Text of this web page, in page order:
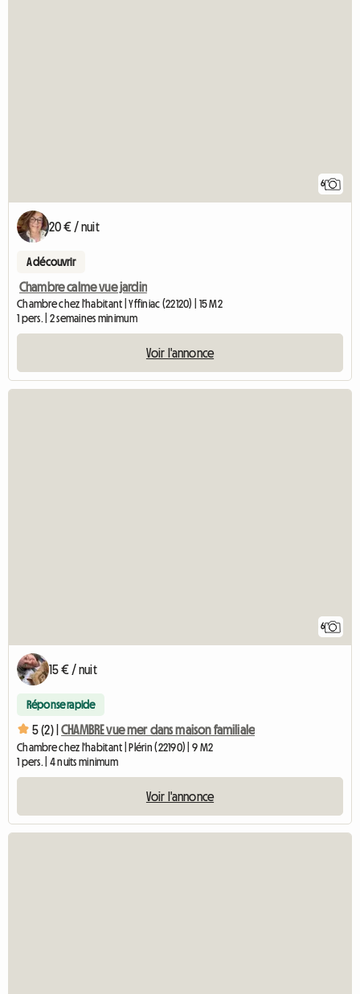
6
20 € / nuit
A découvrir
Chambre calme vue jardin
Chambre chez l'habitant | Yffiniac (22120) | 15 M2
1 pers. | 2 semaines minimum
Voir l'annonce
6
15 € / nuit
Réponse rapide
5 (2) | CHAMBRE vue mer dans maison familiale
Chambre chez l'habitant | Plérin (22190) | 9 M2
1 pers. | 4 nuits minimum
Voir l'annonce